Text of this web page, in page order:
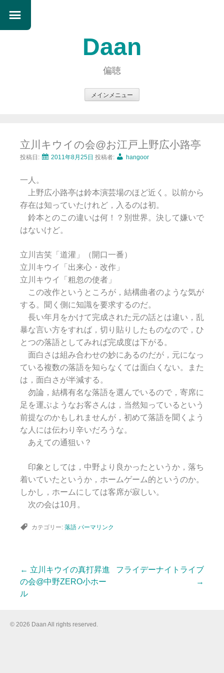
Daan
偏聴
メインメニュー
ン
ツ
ス
キ
ッ
プ
立川キウイの会@お江戸上野広小路亭
投稿日: 2011年8月25日 投稿者: hangoor
一人。
上野広小路亭は鈴本演芸場のほど近く。以前から
存在は知っていたけれど，入るのは初。
鈴本とのこの違いは何！？別世界。決して嫌いで
はないけど。
立川吉笑「道灌」（開口一番）
立川キウイ「出来心・改作」
立川キウイ「粗忽の使者」
この改作というところが，結構曲者のような気が
する。聞く側に知識を要求するのだ。
長い年月をかけて完成された元の話とは違い，乱
暴な言い方をすれば，切り貼りしたものなので，ひ
とつの落語としてみれば完成度は下がる。
面白さは組み合わせの妙にあるのだが，元になっ
ている複数の落語を知らなくては面白くない。また
は，面白さが半減する。
勿論，結構有名な落語を選んでいるので，寄席に
足を運ぶようなお客さんは，当然知っているという
前提なのかもしれませんが，初めて落語を聞くよう
な人には伝わり辛いだろうな。
あえての通狙い？
印象としては，中野より良かったというか，落ち
着いていたというか，ホームゲーム的というのか。
しかし，ホームにしては客席が寂しい。
次の会は10月。
カテゴリー: 落語 パーマリンク
投
稿
← 立川キウイの真打昇進
の会@中野ZERO小ホー
ル
フライデーナイトライブ
→
© 2026 Daan All rights reserved.